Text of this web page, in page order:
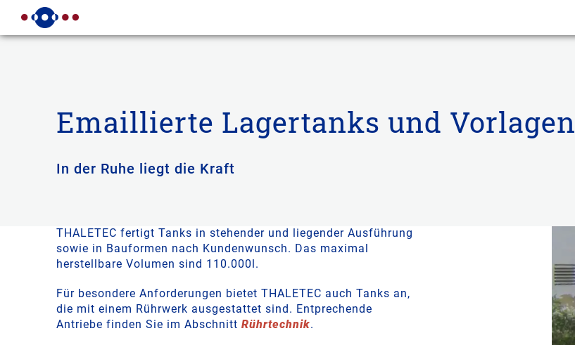
Emaillierte Lagertanks und Vorlagen
In der Ruhe liegt die Kraft
Emaillierte Lagerbehälter von THALETEC bieten durch ihre
THALETEC fertigt Tanks in stehender und liegender Ausführung
sowie in Bauformen nach Kundenwunsch. Das maximal
herstellbare Volumen sind 110.000l.
Für besondere Anforderungen bietet THALETEC auch Tanks an,
die mit einem Rührwerk ausgestattet sind. Entprechende
Antriebe finden Sie im Abschnitt Rührtechnik.